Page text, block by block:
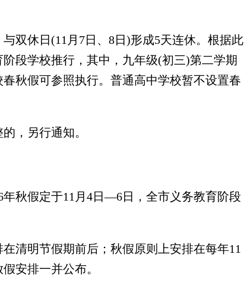
休日(11月7日、8日)形成5天连休。根据此
段学校推行，其中，九年级(初三)第二学期
秋假可参照执行。普通高中学校暂不设置春
，另行通知。
秋假定于11月4日—6日，全市义务教育阶段
明节假期前后；秋假原则上安排在每年11
安排一并公布。